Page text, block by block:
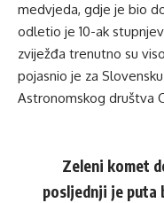
medvjeda, gdje je bio
odletio je 10-ak
zviježđa trenutno su
pojasnio je za
Astronomskog društva
Zeleni komet
posljednji je puta